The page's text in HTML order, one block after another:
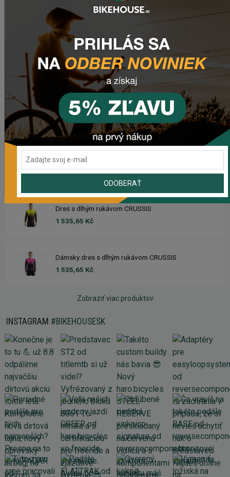
Predné svetlo CRUSSIS CRS 1200
1 841,55 Kč
Zadné svetlo CRUSSIS CRS 20
503,69 Kč
Dres CRUSSIS
1 633,93 Kč
Dámsky dres CRUSSIS
1 633,93 Kč
Dres s dlhým rukávom CRUSSIS
1 535,65 Kč
Dámsky dres s dlhým rukávom CRUSSIS
1 535,65 Kč
Zobraziť viac produktov
INSTAGRAM #BIKEHOUSESK
ODOBERAŤ